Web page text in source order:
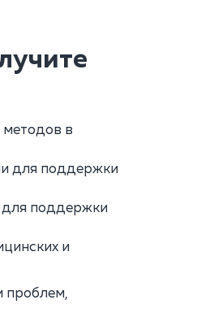
методов в
для поддержки
для поддержки
и
проблем,